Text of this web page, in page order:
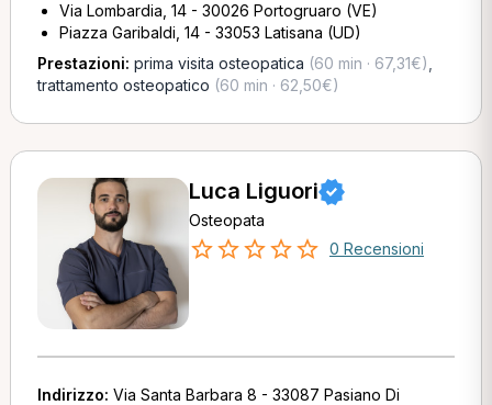
Via Lombardia, 14 - 30026 Portogruaro (VE)
Piazza Garibaldi, 14 - 33053 Latisana (UD)
Prestazioni: prima visita osteopatica (60 min · 67,31€)
trattamento osteopatico (60 min · 62,50€)
Luca Liguori
Osteopata
0 Recensioni
Indirizzo: Via Santa Barbara 8 - 33087 Pasiano Di